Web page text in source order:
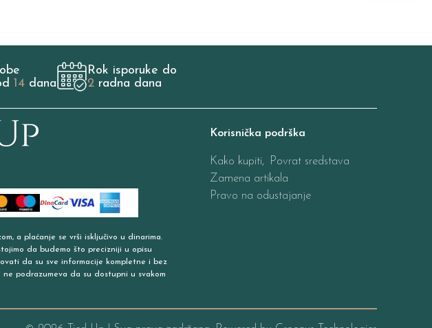
14 dana
Rok isporuke do
2 radna dana
a plaćanje se vrši isključivo u dinarima.
da budemo što precizniji u opisu
da su sve informacije kompletne i bez
podrazumeva da su dostupni u svakom
Korisnička podrška
Kako kupiti, Povrat sredstava
Zamena artikala
Pravo na odustajanje